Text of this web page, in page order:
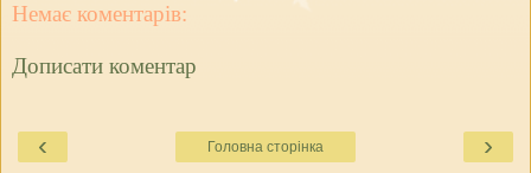
Немає коментарів:
Дописати коментар
‹ ›
Головна сторінка